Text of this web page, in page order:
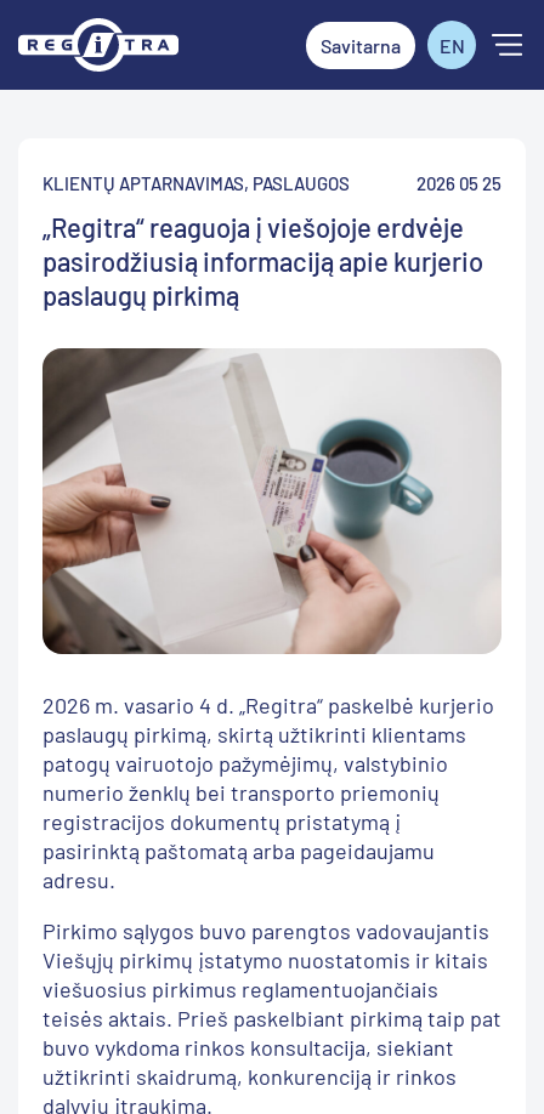
Savitarna EN
KLIENTŲ APTARNAVIMAS, PASLAUGOS 2026 05 25
„Regitra“ reaguoja į viešojoje erdvėje
pasirodžiusią informaciją apie kurjerio
paslaugų pirkimą
2026 m. vasario 4 d. „Regitra“ paskelbė kurjerio
paslaugų pirkimą, skirtą užtikrinti klientams
patogų vairuotojo pažymėjimų, valstybinio
numerio ženklų bei transporto priemonių
registracijos dokumentų pristatymą į
pasirinktą paštomatą arba pageidaujamu
adresu.
Pirkimo sąlygos buvo parengtos vadovaujantis
Viešųjų pirkimų įstatymo nuostatomis ir kitais
viešuosius pirkimus reglamentuojančiais
teisės aktais. Prieš paskelbiant pirkimą taip pat
buvo vykdoma rinkos konsultacija, siekiant
užtikrinti skaidrumą, konkurenciją ir rinkos
dalyvių įtraukimą.